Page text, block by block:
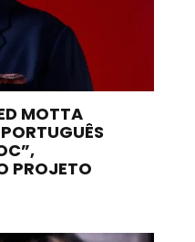
MOTTA
PROJETO